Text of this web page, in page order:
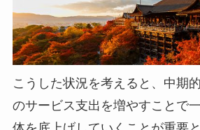
こうした状況を考えると、中期
のサービス支出を増やすことで